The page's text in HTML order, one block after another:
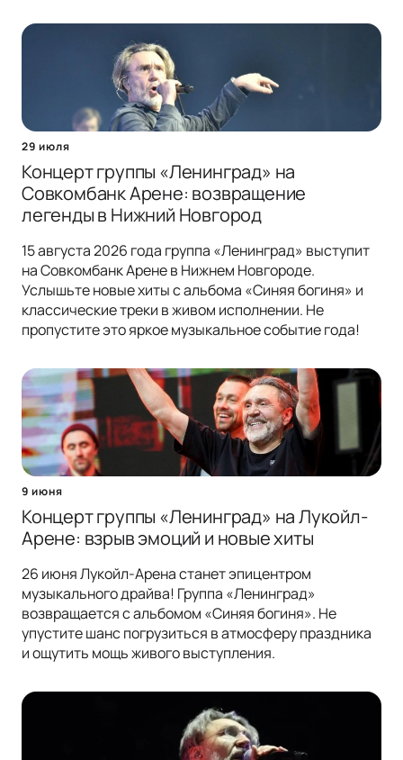
29 июля
Концерт группы «Ленинград» на
Совкомбанк Арене: возвращение
легенды в Нижний Новгород
15 августа 2026 года группа «Ленинград» выступит
на Совкомбанк Арене в Нижнем Новгороде.
Услышьте новые хиты с альбома «Синяя богиня» и
классические треки в живом исполнении. Не
пропустите это яркое музыкальное событие года!
9 июня
Концерт группы «Ленинград» на Лукойл-
Арене: взрыв эмоций и новые хиты
26 июня Лукойл-Арена станет эпицентром
музыкального драйва! Группа «Ленинград»
возвращается с альбомом «Синяя богиня». Не
упустите шанс погрузиться в атмосферу праздника
и ощутить мощь живого выступления.